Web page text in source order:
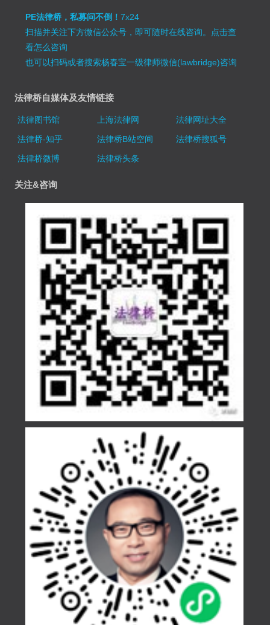
PE法律桥，私募问不倒！7x24
扫描并关注下方微信公众号，即可随时在线咨询。 点击查
看怎么咨询
也可以扫码或者搜索杨春宝一级律师微信(lawbridge)咨询
法律桥自媒体及友情链接
法律图书馆 上海法律网
法律网址大全
法律桥-知乎
法律桥B站空间
法律桥搜狐号
法律桥微博
法律桥头条
关注&咨询